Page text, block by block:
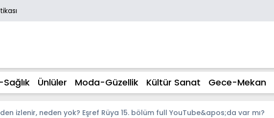
Ünlüler Moda-Güzellik Kültür Sanat Gece-Mekan
izlenir, neden yok? Eşref Rüya 15. bölüm full YouTube&apos;da var mı?